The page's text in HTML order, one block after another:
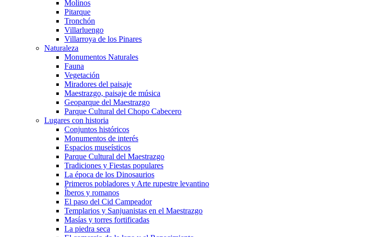
Molinos
Pitarque
Tronchón
Villarluengo
Villarroya de los Pinares
Naturaleza
Monumentos Naturales
Fauna
Vegetación
Miradores del paisaje
Maestrazgo, paisaje de música
Geoparque del Maestrazgo
Parque Cultural del Chopo Cabecero
Lugares con historia
Conjuntos históricos
Monumentos de interés
Espacios museísticos
Parque Cultural del Maestrazgo
Tradiciones y Fiestas populares
La época de los Dinosaurios
Primeros pobladores y Arte rupestre levantino
Íberos y romanos
El paso del Cid Campeador
Templarios y Sanjuanistas en el Maestrazgo
Masías y torres fortificadas
La piedra seca